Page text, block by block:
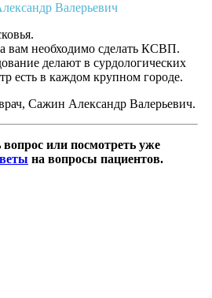
Валерьевич
вам необходимо сделать КСВП.
делают в сурдологических
есть в каждом крупном городе.
Сажин Александр Валерьевич.
или посмотреть уже
на вопросы пациентов.